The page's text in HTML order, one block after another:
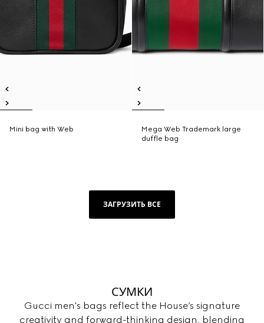
Mini bag with Web
Mega Web Trademark large
duffle bag
ЗАГРУЗИТЬ ВСЕ
СУМКИ
Gucci men's bags reflect the House’s signature
creativity and forward-thinking design, blending